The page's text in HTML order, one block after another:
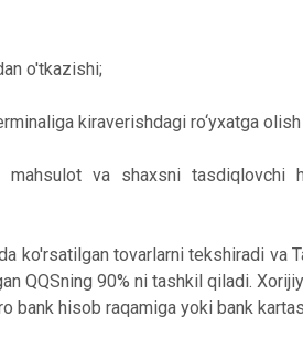
o'tkazishi;
kiraverishdagi ro‘yxatga
va shaxsni tasdiqlovchi
ko'rsatilgan tovarlarni tekshiradi
QQSning 90% ni tashkil qiladi.
bank hisob raqamiga yoki bank